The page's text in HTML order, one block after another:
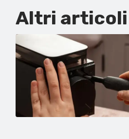
Altri articoli